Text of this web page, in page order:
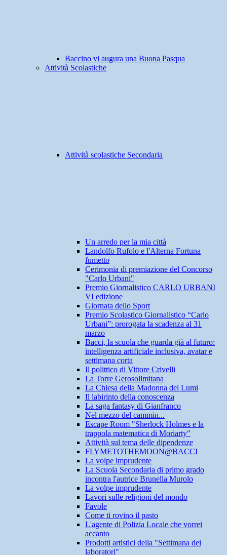
Baccino vi augura una Buona Pasqua
Attività Scolastiche
Attività scolastiche Secondaria
Un arredo per la mia città
Landolfo Rufolo e l'Alterna Fortuna
fumetto
Cerimonia di premiazione del Concorso
"Carlo Urbani"
Premio Giornalistico CARLO URBANI
VI edizione
Giornata dello Sport
Premio Scolastico Giornalistico “Carlo
Urbani”: prorogata la scadenza al 31
marzo
Bacci, la scuola che guarda già al futuro:
intelligenza artificiale inclusiva, avatar e
settimana corta
Il polittico di Vittore Crivelli
La Torre Gerosolimitana
La Chiesa della Madonna dei Lumi
Il labirinto della conoscenza
La saga fantasy di Gianfranco
Nel mezzo del cammin...
Escape Room "Sherlock Holmes e la
trappola matematica di Moriarty"
Attività sul tema delle dipendenze
FLYMETOTHEMOON@BACCI
La volpe imprudente
La Scuola Secondaria di primo grado
incontra l'autrice Brunella Murolo
La volpe imprudente
Lavori sulle religioni del mondo
Favole
Come ti rovino il pasto
L'agente di Polizia Locale che vorrei
accanto
Prodotti artistici della "Settimana dei
laboratori"